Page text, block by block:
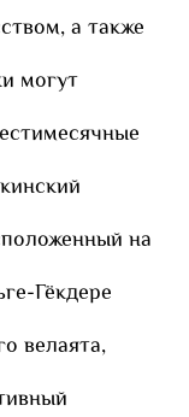
а также
могут
на
Гёкдере
велаята,